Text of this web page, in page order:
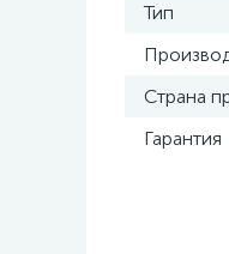
Тип
Страна
Гарантия